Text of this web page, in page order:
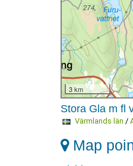
3 km
Stora Gla m fl
Värmlands län /
Map